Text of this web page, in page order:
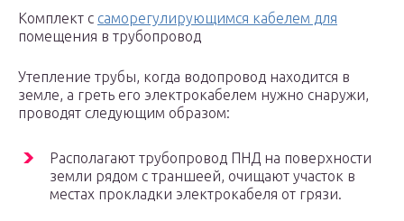
Комплект с саморегулирующимся кабелем для
помещения в трубопровод
Утепление трубы, когда водопровод находится в
земле, а греть его электрокабелем нужно снаружи,
проводят следующим образом:
Располагают трубопровод ПНД на поверхности
земли рядом с траншеей, очищают участок в
местах прокладки электрокабеля от грязи.